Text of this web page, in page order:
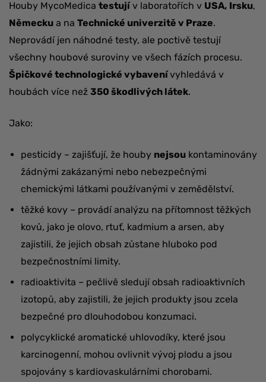
Houby MycoMedica testujív laboratořích v USA, Irsku,
Německu a na Technické univerzitě v Praze.
Neprovádí jen náhodné testy, ale poctivě testují
všechny houbové suroviny ve všech fázích procesu.
Špičkové technologické vybavenívyhledává v
houbách více než 350 škodlivých látek.
Jako:
pesticidy – zajišťují, že houby nejsou kontaminovány
žádnými zakázanými nebo nebezpečnými
chemickými látkami používanými v zemědělství.
těžké kovy – provádí analýzu na přítomnost těžkých
kovů, jako je olovo, rtuť, kadmium a arsen, aby
zajistili, že jejich obsah zůstane hluboko pod
bezpečnostními limity.
radioaktivita – pečlivě sledují obsah radioaktivních
izotopů, aby zajistili, že jejich produkty jsou zcela
bezpečné pro dlouhodobou konzumaci.
polycyklické aromatické uhlovodíky, které jsou
karcinogenní, mohou ovlivnit vývoj plodu a jsou
spojovány s kardiovaskulárními chorobami.